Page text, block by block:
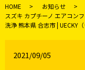
HOME
お知らせ
スズキ カプチーノ エアコン
洗浄 熊本県 合志市 | UECKY
2021/09/05